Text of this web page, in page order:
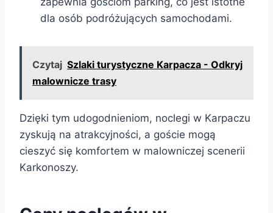
dla osób podróżujących samochodami.
Czytaj Szlaki turystyczne Karpacza - Odkryj
malownicze trasy
Dzięki tym udogodnieniom, noclegi w Karpaczu
zyskują na atrakcyjności, a goście mogą
cieszyć się komfortem w malowniczej scenerii
Karkonoszy.